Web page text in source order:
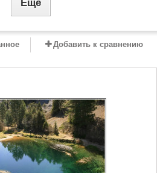
Еще
Добавить к сравнению